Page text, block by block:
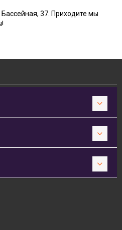
37. Приходите мы